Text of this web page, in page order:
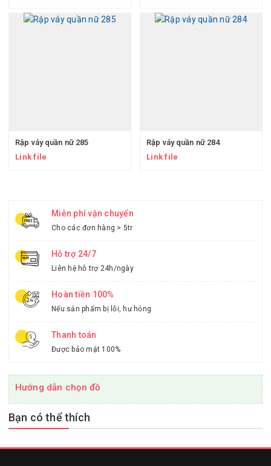
Rập váy quần nữ 285
Link file
Rập váy quần nữ 284
Link file
Miễn phí vận chuyển
Cho các đơn hàng > 5tr
Hỗ trợ 24/7
Liên hệ hỗ trợ 24h/ngày
Hoàn tiền 100%
Nếu sản phẩm bị lỗi, hư hỏng
Thanh toán
Được bảo mật 100%
Hướng dẫn chọn đồ
Bạn có thể thích